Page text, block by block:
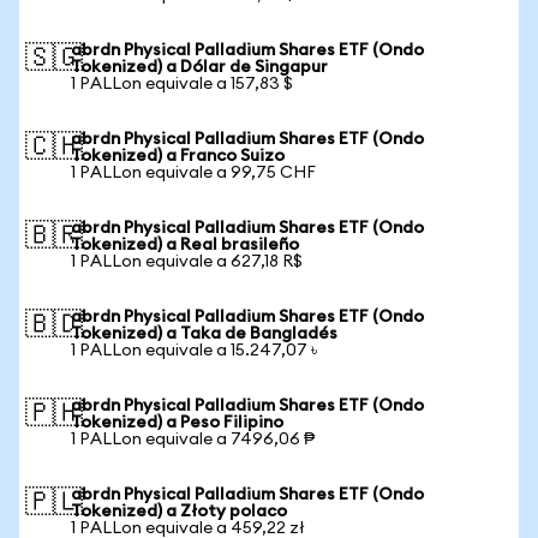
🇸🇬abrdn Physical Palladium Shares ETF (Ondo
Tokenized) a Dólar de Singapur
1 PALLon equivale a 157,83 $
🇨🇭abrdn Physical Palladium Shares ETF (Ondo
Tokenized) a Franco Suizo
1 PALLon equivale a 99,75 CHF
🇧🇷abrdn Physical Palladium Shares ETF (Ondo
Tokenized) a Real brasileño
1 PALLon equivale a 627,18 R$
🇧🇩abrdn Physical Palladium Shares ETF (Ondo
Tokenized) a Taka de Bangladés
1 PALLon equivale a 15.247,07 ৳
🇵🇭abrdn Physical Palladium Shares ETF (Ondo
Tokenized) a Peso Filipino
1 PALLon equivale a 7496,06 ₱
🇵🇱abrdn Physical Palladium Shares ETF (Ondo
Tokenized) a Złoty polaco
1 PALLon equivale a 459,22 zł